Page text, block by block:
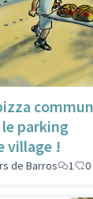
parking
village !
de Barros 1 0